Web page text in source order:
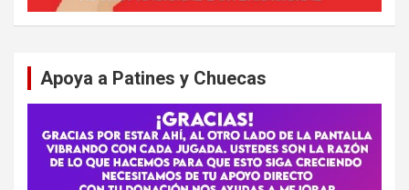
Apoya a Patines y Chuecas